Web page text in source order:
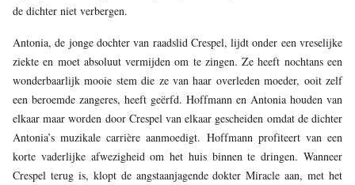
de dichter niet verbergen.
Antonia, de jonge dochter van raadslid Crespel, lijdt onder een vreselijke
ziekte en moet absoluut vermijden om te zingen. Ze heeft nochtans een
wonderbaarlijk mooie stem die ze van haar overleden moeder, ooit zelf
een beroemde zangeres, heeft geërfd. Hoffmann en Antonia houden van
elkaar maar worden door Crespel van elkaar gescheiden omdat de dichter
Antonia’s muzikale carrière aanmoedigt. Hoffmann profiteert van een
korte vaderlijke afwezigheid om het huis binnen te dringen. Wanneer
Crespel terug is, klopt de angstaanjagende dokter Miracle aan, met het